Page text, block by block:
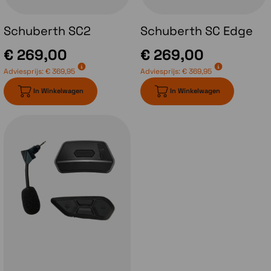
weer dichtzitten. Bij de Schuberth C5 blijft je
vizier echter in dezelfde stand staan als voor
het openen van de kinbak.
Communicatiesysteem
heeft Schuberth ook een nieuw
communicatiesysteem geïntroduceerd.
Schuberth SC2 systeem
bestaat uit de module zelf welk achterop de
helm gemonteerd wordt en daar aangesloten
op de antennes en de headset. Aan de zijkant
Schuberth SC2
€ 269,00
Adviesprijs:€ 369,95
In Winkelwagen
Schuberth SC Edge
€ 269,00
Adviesprijs:€ 369,95
In Winkelwagen